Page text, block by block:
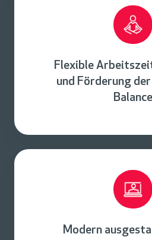
Flexible
und Förderung
Balance
Modern